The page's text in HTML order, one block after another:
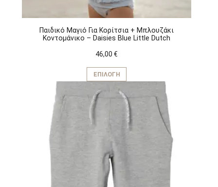
Παιδικό Μαγιό Για Κορίτσια + Μπλουζάκι
Κοντομάνικο – Daisies Blue Little Dutch
46,00 €
ΕΠΙΛΟΓΉ
Αυτό
προϊόν
έχει
πολλαπλές
παραλλαγές.
Οι
επιλογές